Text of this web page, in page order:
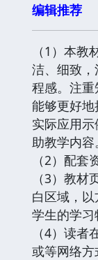
编辑推荐
（1）本
洁、细致
程感。注
能够更好
实际应用
助教学内容。
（2）配套
（3）教
白区域，
学生的学习
（4）读
或等网络方